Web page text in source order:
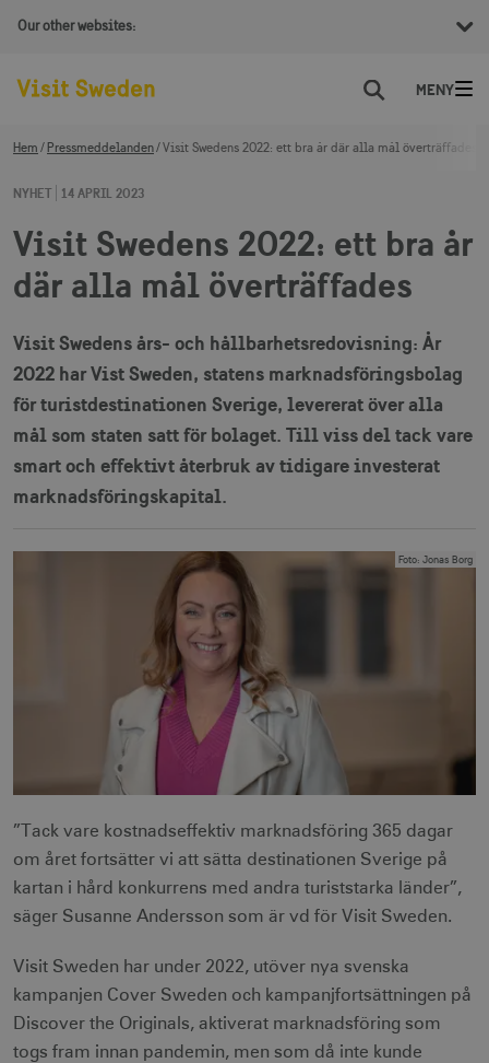
Our other websites:
Sök
Hem Pressmeddelanden Visit Swedens 2022: ett bra år där alla mål överträffades
NYHET 14 APRIL 2023
Visit Swedens 2022: ett bra år
där alla mål överträffades
Visit Swedens års- och hållbarhetsredovisning: År
2022 har Vist Sweden, statens marknadsföringsbolag
för turistdestinationen Sverige, levererat över alla
mål som staten satt för bolaget. Till viss del tack vare
smart och effektivt återbruk av tidigare investerat
marknadsföringskapital.
Foto: Jonas Borg
”Tack vare kostnadseffektiv marknadsföring 365 dagar
om året fortsätter vi att sätta destinationen Sverige på
kartan i hård konkurrens med andra turiststarka länder”,
säger Susanne Andersson som är vd för Visit Sweden.
Visit Sweden har under 2022, utöver nya svenska
kampanjen Cover Sweden och kampanjfortsättningen på
Discover the Originals, aktiverat marknadsföring som
togs fram innan pandemin, men som då inte kunde